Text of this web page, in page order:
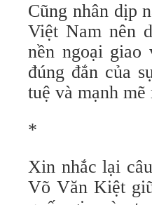
Cũng nhân dịp
Việt Nam nên
nền ngoại
đúng đắn của
tuệ và mạnh
*
Xin nhắc lại
Võ Văn Kiệt